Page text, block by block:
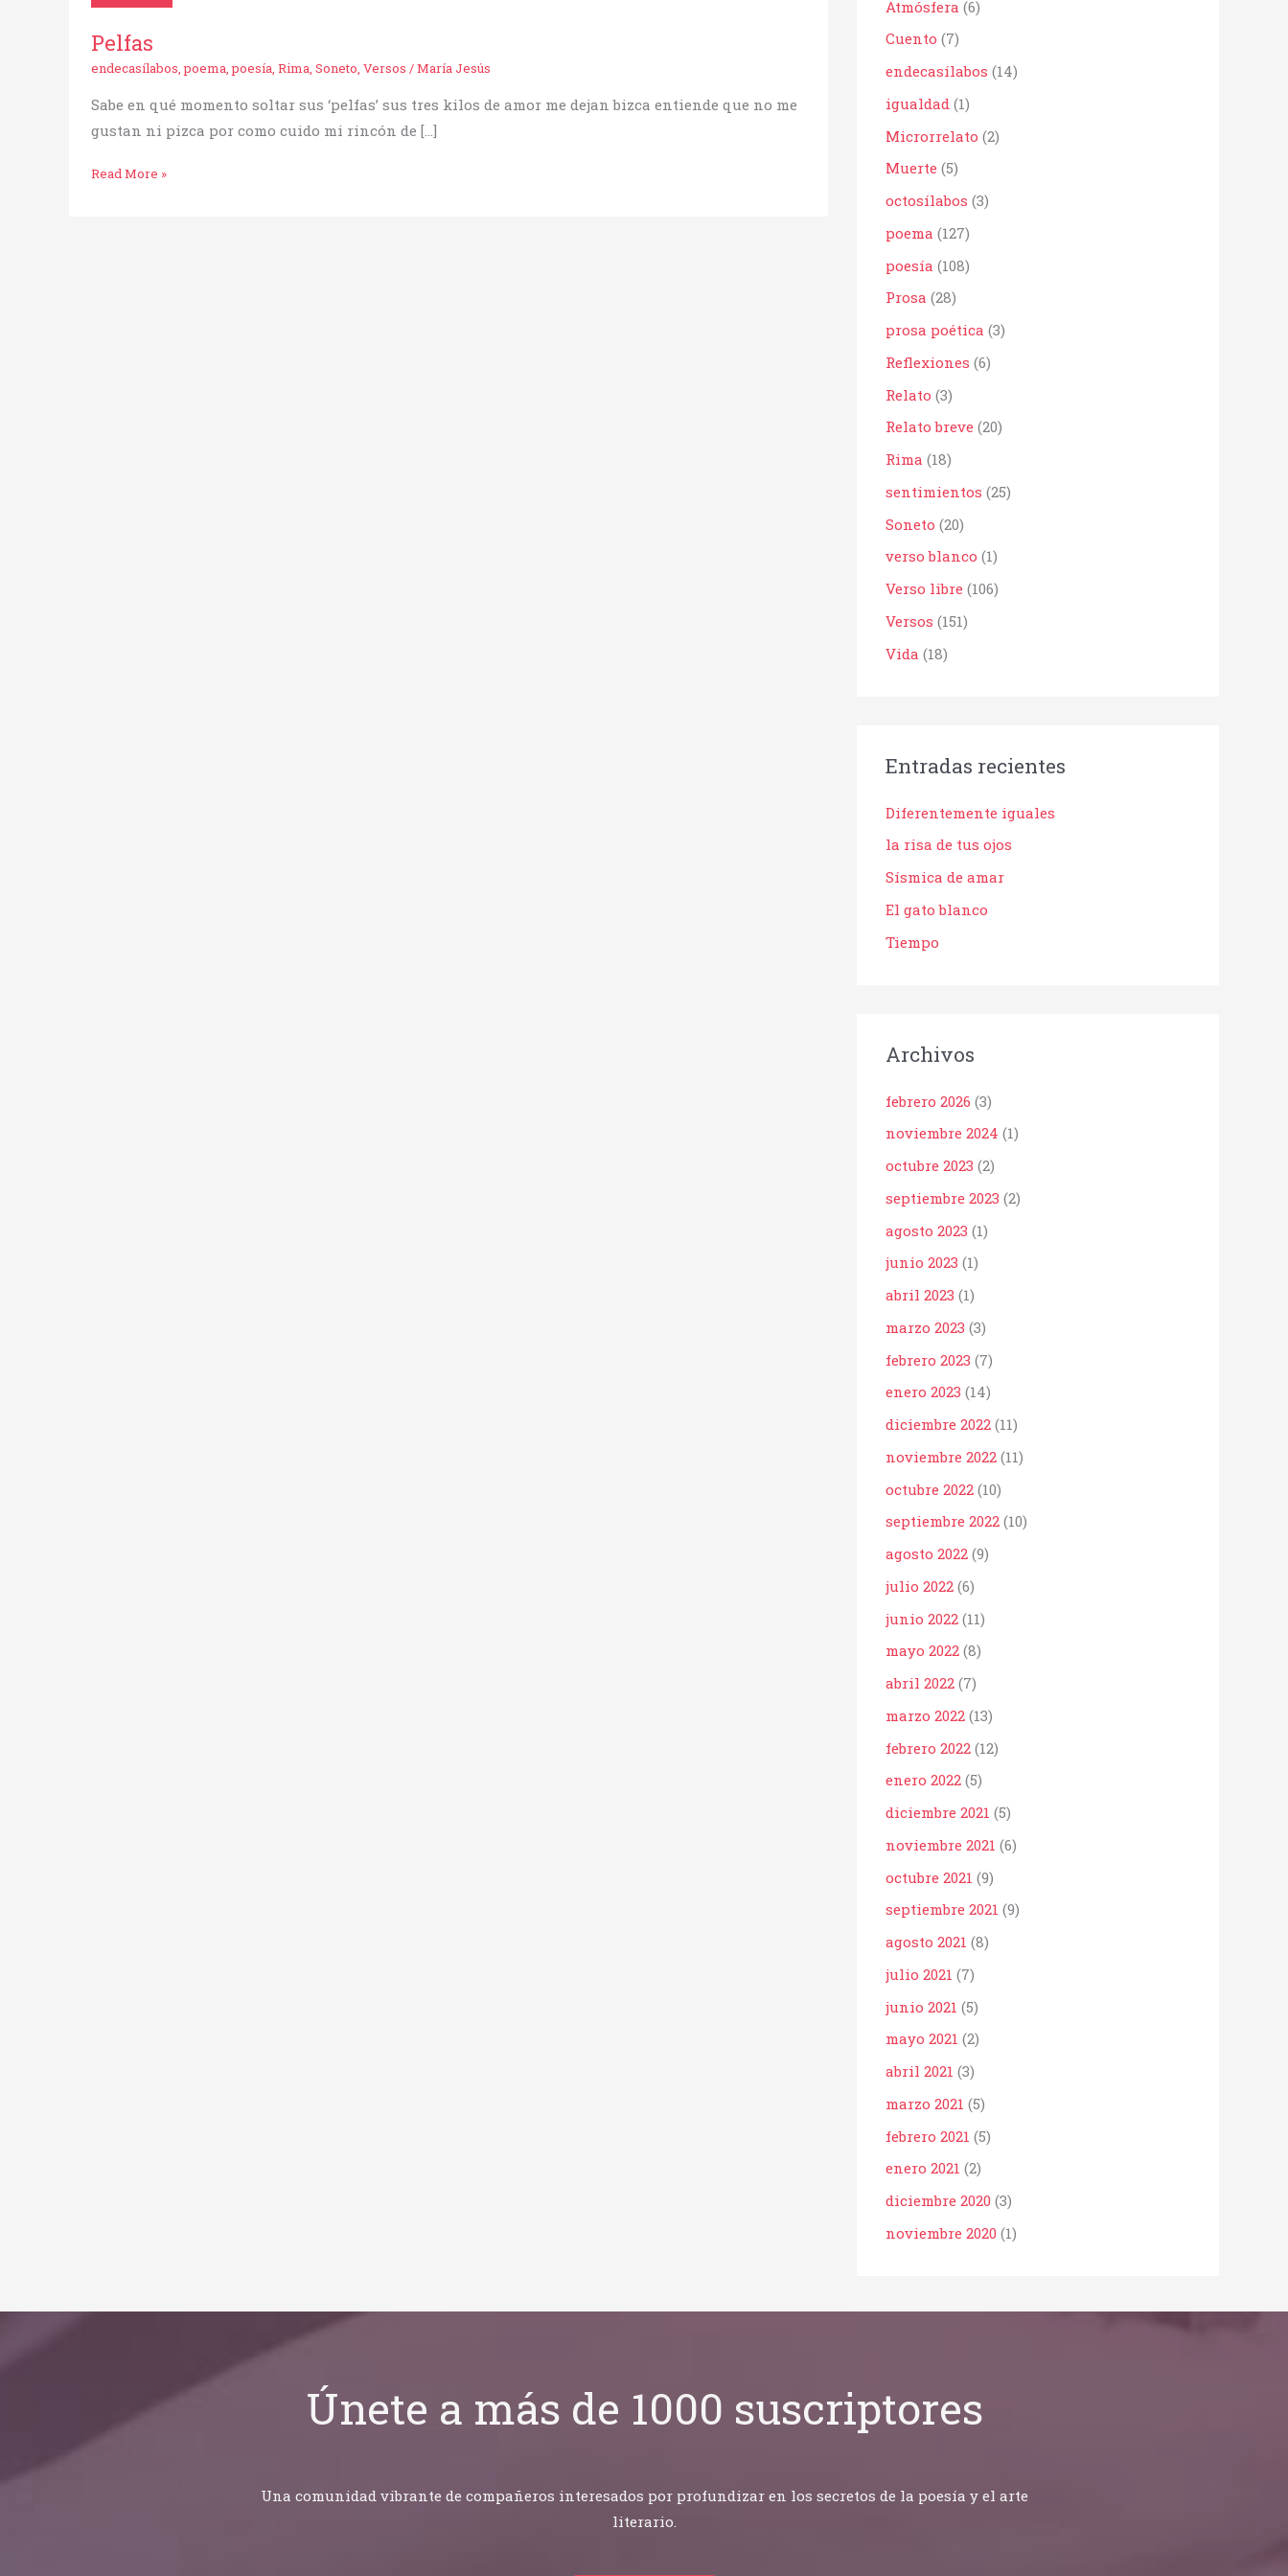
Pelfas
endecasílabos,poema,poesía, Rima, Soneto, Versos /María Jesús
Sabe en qué momento soltar sus ‘pelfas’ sus tres kilos de amor me dejan bizca entiende que no me
gustan ni pizca por como cuido mi rincón de […]
Read More »
r
:
Atmósfera (6)
Cuento (7)
endecasílabos (14)
igualdad (1)
Microrrelato (2)
Muerte (5)
octosílabos (3)
poema (127)
poesía (108)
Prosa (28)
prosa poética (3)
Reflexiones (6)
Relato (3)
Relato breve (20)
Rima (18)
sentimientos (25)
Soneto (20)
verso blanco (1)
Verso libre (106)
Versos (151)
Vida (18)
Entradas recientes
Diferentemente iguales
la risa de tus ojos
Sísmica de amar
El gato blanco
Tiempo
Archivos
febrero 2026 (3)
noviembre 2024 (1)
octubre 2023 (2)
septiembre 2023 (2)
agosto 2023 (1)
junio 2023 (1)
abril 2023 (1)
marzo 2023 (3)
febrero 2023 (7)
enero 2023 (14)
diciembre 2022 (11)
noviembre 2022 (11)
octubre 2022 (10)
septiembre 2022 (10)
agosto 2022 (9)
julio 2022 (6)
junio 2022 (11)
mayo 2022 (8)
abril 2022 (7)
marzo 2022 (13)
febrero 2022 (12)
enero 2022 (5)
diciembre 2021 (5)
noviembre 2021 (6)
octubre 2021 (9)
septiembre 2021 (9)
agosto 2021 (8)
julio 2021 (7)
junio 2021 (5)
mayo 2021 (2)
abril 2021 (3)
marzo 2021 (5)
febrero 2021 (5)
enero 2021 (2)
diciembre 2020 (3)
noviembre 2020 (1)
Únete a más de 1000 suscriptores
Una comunidad vibrante de compañeros interesados por profundizar en los secretos de la poesía y el arte
literario.